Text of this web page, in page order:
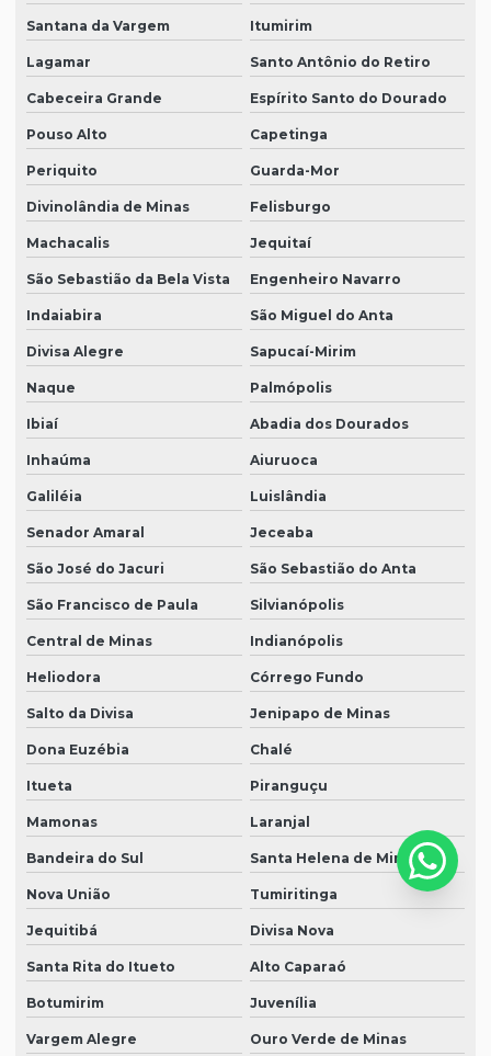
Santana da Vargem Itumirim
Lagamar Santo Antônio do Retiro
Cabeceira Grande Espírito Santo do Dourado
Pouso Alto Capetinga
Periquito Guarda-Mor
Divinolândia de Minas Felisburgo
Machacalis Jequitaí
São Sebastião da Bela Vista Engenheiro Navarro
Indaiabira São Miguel do Anta
Divisa Alegre Sapucaí-Mirim
Naque Palmópolis
Ibiaí Abadia dos Dourados
Inhaúma Aiuruoca
Galiléia Luislândia
Senador Amaral Jeceaba
São José do Jacuri São Sebastião do Anta
São Francisco de Paula Silvianópolis
Central de Minas Indianópolis
Heliodora Córrego Fundo
Salto da Divisa Jenipapo de Minas
Dona Euzébia Chalé
Itueta Piranguçu
Mamonas Laranjal
Bandeira do Sul Santa Helena de Minas
Nova União Tumiritinga
Jequitibá Divisa Nova
Santa Rita do Itueto Alto Caparaó
Botumirim Juvenília
Vargem Alegre Ouro Verde de Minas